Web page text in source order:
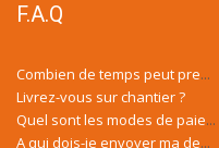
F.A.Q
Combien de temps peut prendre ma demande de devis ?
Livrez-vous sur chantier ?
Quel sont les modes de paiement ?
A qui dois-je envoyer ma demande de devis ?